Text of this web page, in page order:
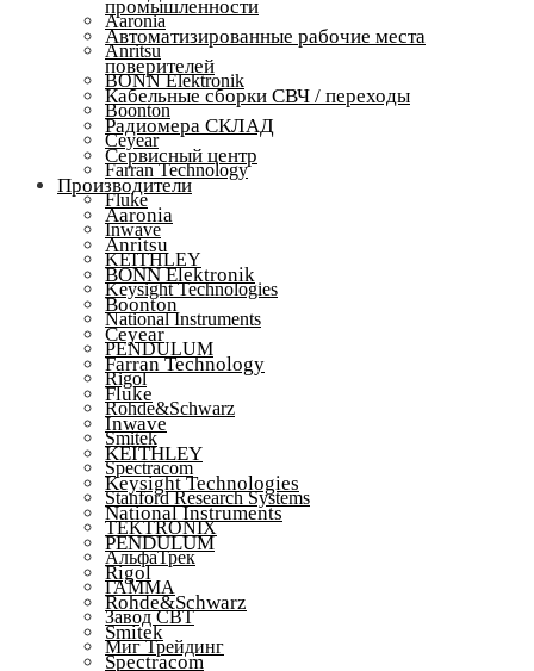
Aaronia
Anritsu
BONN Elektronik
Boonton
Ceyear
Farran Technology
Fluke
Inwave
KEITHLEY
Keysight Technologies
National Instruments
PENDULUM
Rigol
Rohde&Schwarz
Smitek
Spectracom
Stanford Research Systems
TEKTRONIX
АльфаТрек
ГАММА
Завод СВТ
Миг Трейдинг
промышленности
Автоматизированные рабочие места
поверителей
Кабельные сборки СВЧ / переходы
Радиомера СКЛАД
Сервисный центр
Производители
Aaronia
Anritsu
BONN Elektronik
Boonton
Ceyear
Farran Technology
Fluke
Inwave
KEITHLEY
Keysight Technologies
National Instruments
PENDULUM
Rigol
Rohde&Schwarz
Smitek
Spectracom